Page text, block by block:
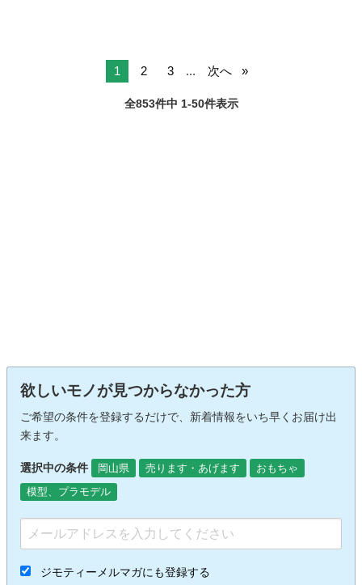
1 2 3 ... 次へ
全853件中 1-50件表示
欲しいモノが見つからなかった方
ご希望の条件を登録するだけで、新着情報をいち早くお届け出
来ます。
選択中の条件 岡山県 売ります・あげます
おもちゃ
模型、プラモデル
ジモティーメルマガにも登録する